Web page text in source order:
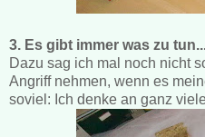
3. Es gibt immer was zu
Dazu sag ich mal noch nicht
Angriff nehmen, wenn es
soviel: Ich denke an ganz